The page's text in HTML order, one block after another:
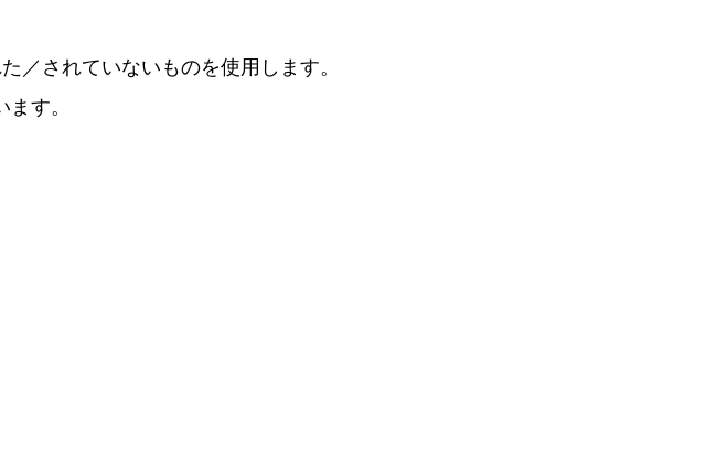
／されていないものを使用します。
ます。